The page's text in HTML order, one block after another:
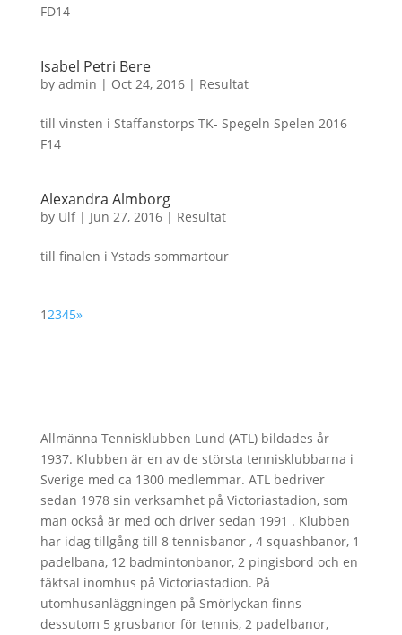
FD14
Isabel Petri Bere
by admin | Oct 24, 2016| Resultat
till vinsten i Staffanstorps TK- Spegeln Spelen 2016
F14
Alexandra Almborg
by Ulf| Jun 27, 2016| Resultat
till finalen i Ystads sommartour
12345»
Allmänna Tennisklubben Lund (ATL) bildades år
1937. Klubben är en av de största tennisklubbarna i
Sverige med ca 1300 medlemmar. ATL bedriver
sedan 1978 sin verksamhet på Victoriastadion, som
man också är med och driver sedan 1991 . Klubben
har idag tillgång till 8 tennisbanor , 4 squashbanor, 1
padelbana, 12 badmintonbanor, 2 pingisbord och en
fäktsal inomhus på Victoriastadion. På
utomhusanläggningen på Smörlyckan finns
dessutom 5 grusbanor för tennis, 2 padelbanor,